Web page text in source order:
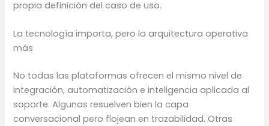
propia definición del caso de uso.
La tecnología importa, pero la arquitectura operativa
más
No todas las plataformas ofrecen el mismo nivel de
integración, automatización e inteligencia aplicada al
soporte. Algunas resuelven bien la capa
conversacional pero flojean en trazabilidad. Otras